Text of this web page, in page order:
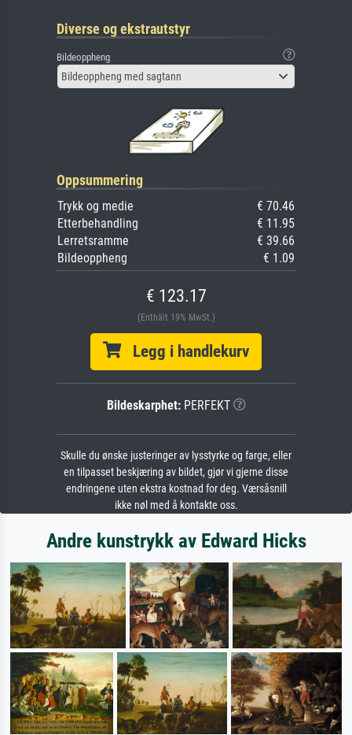
Diverse og ekstrautstyr
Bildeoppheng
Bildeoppheng med sagtann
Oppsummering
Trykk og medie
€ 70.46
Etterbehandling
€ 11.95
Lerretsramme
€ 39.66
Bildeoppheng
€ 1.09
€ 123.17
(Enthält 19% MwSt.)
Legg i handlekurv
Bildeskarphet:PERFEKT
Skulle du ønske justeringer av lysstyrke og farge, eller
en tilpasset beskjæring av bildet, gjør vi gjerne disse
endringene uten ekstra kostnad for deg. Værsåsnill
ikke nøl med å kontakte oss.
Andre kunstrykk av Edward Hicks